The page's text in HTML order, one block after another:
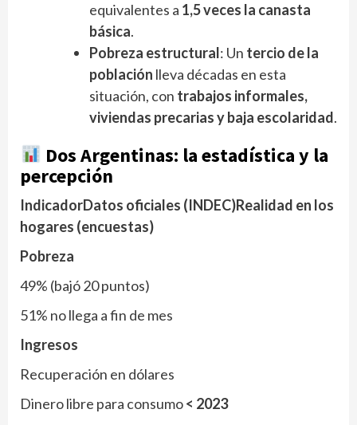
equivalentes a 1,5 veces la canasta
básica.
Pobreza estructural: Un tercio de la
población lleva décadas en esta
situación, con trabajos informales,
viviendas precarias y baja escolaridad.
Dos Argentinas: la estadística y la
percepción
IndicadorDatos oficiales (INDEC)Realidad en los
hogares (encuestas)
Pobreza
49% (bajó 20 puntos)
51% no llega a fin de mes
Ingresos
Recuperación en dólares
Dinero libre para consumo< 2023